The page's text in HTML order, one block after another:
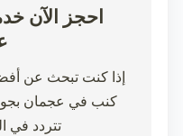
احجز الآن
إذا كنت تبحث عن
كنب في عجمان
تتردد في